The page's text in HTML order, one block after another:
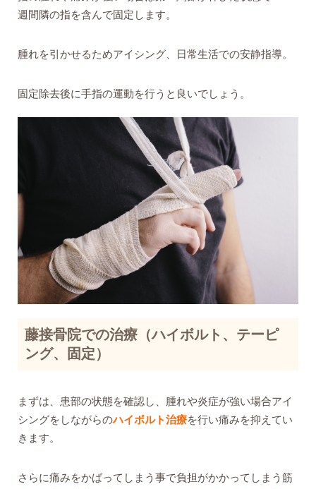
週間隣の指を含んで固定します。
腫れを引かせるためアイシング、日常生活での安静指導。
固定除去後に手指の運動を行うと良いでしょう。
藤接骨院での治療（ハイボルト、テーピ
ング、固定）
まずは、患部の状態を確認し、腫れや炎症が強い場合アイ
シングをしながらのハイボルト治療を行い痛みを抑えてい
きます。
さらに痛みをかばってしまう事で負担がかかってしまう筋